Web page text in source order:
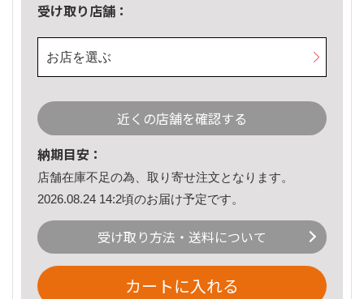
受け取り店舗：
お店を選ぶ
近くの店舗を確認する
納期目安：
店舗在庫不足の為、取り寄せ注文となります。
2026.08.24 14:2頃のお届け予定です。
受け取り方法・送料について
カートに入れる